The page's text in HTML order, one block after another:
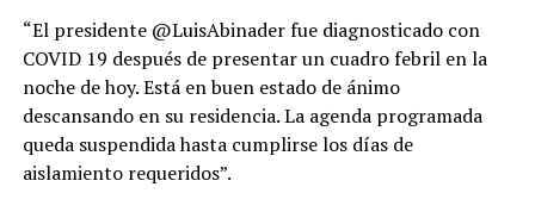
“El presidente @LuisAbinader fue diagnosticado con
COVID 19 después de presentar un cuadro febril en la
noche de hoy. Está en buen estado de ánimo
descansando en su residencia. La agenda programada
queda suspendida hasta cumplirse los días de
aislamiento requeridos”.